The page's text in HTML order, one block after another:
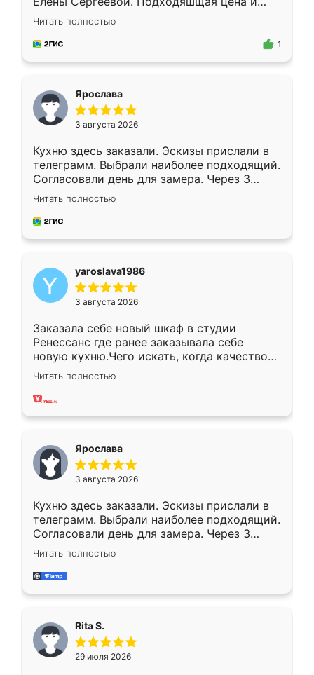
короткие сроки изготовления. Приехавший
для замера сотрудник Владислав
предложил по моему эскизу самый
Читать полностью
1
Ярослава
3 августа 2026
Кухню здесь заказали. Эскизы прислали в
телеграмм. Выбрали наиболее подходящий.
Согласовали день для замера. Через 3
недели кухня была уже готова. Остались
довольны работой. Спасибо Ренессанс
мебель за качественную работу!
Читать полностью
yaroslava1986
3 августа 2026
Заказала себе новый шкаф в студии
Ренессанс где ранее заказывала себе
новую кухню.Чего искать, когда качеством
вполне довольна. Служит кухня уже почти
два года, нареканий нет.
Читать полностью
Ярослава
3 августа 2026
Кухню здесь заказали. Эскизы прислали в
телеграмм. Выбрали наиболее подходящий.
Согласовали день для замера. Через 3
недели кухня была уже готова. Остались
довольны работой. Спасибо Ренессанс
мебель за качественную работу!
Читать полностью
Rita S.
29 июля 2026